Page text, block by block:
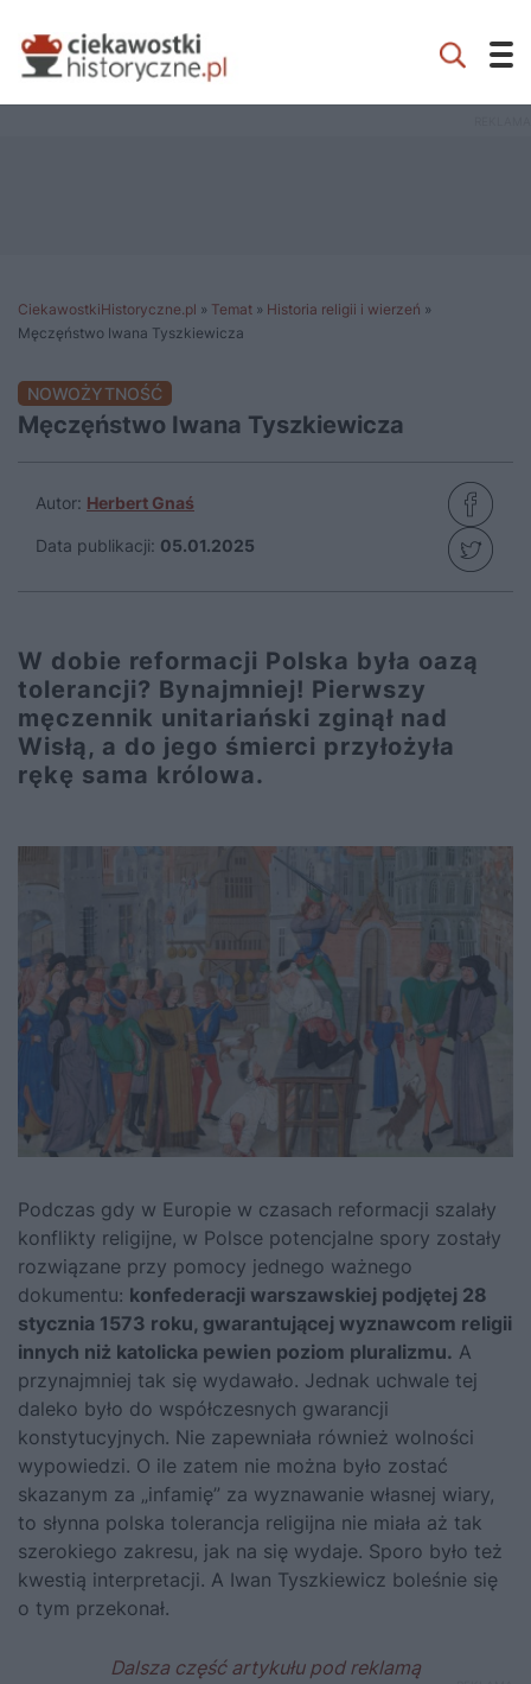
CiekawostkiHistoryczne.pl » Temat » Historia religii i wierzeń »
Męczęństwo Iwana Tyszkiewicza
NOWOŻYTNOŚĆ
Męczęństwo Iwana Tyszkiewicza
Autor: Herbert Gnaś
Data publikacji: 05.01.2025
W dobie reformacji Polska była oazą
tolerancji? Bynajmniej! Pierwszy
męczennik unitariański zginął nad
Wisłą, a do jego śmierci przyłożyła
rękę sama królowa.
Podczas gdy w Europie w czasach reformacji szalały
konflikty religijne, w Polsce potencjalne spory zostały
rozwiązane przy pomocy jednego ważnego
dokumentu: konfederacji warszawskiej podjętej 28
stycznia 1573 roku, gwarantującej wyznawcom religii
innych niż katolicka pewien poziom pluralizmu. A
przynajmniej tak się wydawało. Jednak uchwale tej
daleko było do współczesnych gwarancji
konstytucyjnych. Nie zapewniała również wolności
wypowiedzi. O ile zatem nie można było zostać
skazanym za „infamię” za wyznawanie własnej wiary,
to słynna polska tolerancja religijna nie miała aż tak
szerokiego zakresu, jak na się wydaje. Sporo było też
kwestią interpretacji. A Iwan Tyszkiewicz boleśnie się
o tym przekonał.